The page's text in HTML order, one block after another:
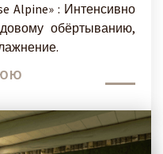
Alpine» : Интенсивно
обёртыванию,